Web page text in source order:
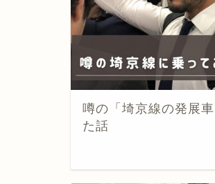
噂の「埼京線の発展
た話